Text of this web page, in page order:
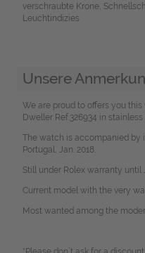
verschraubte Krone,
Leuchtindizies
Unsere
We are proud to offers you
Dweller Ref.326934 in
The watch is accompanied by
Portugal, Jan. 2018.
Still under Rolex warranty until
Current model with the very
Most wanted among the